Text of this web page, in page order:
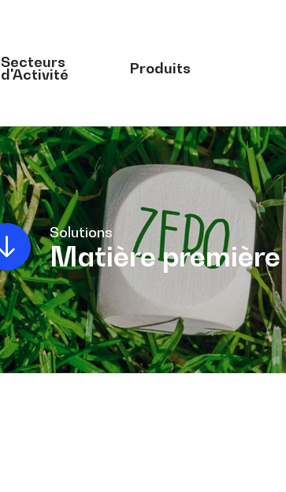
Secteurs
d'Activité Produits
Solutions
Matière